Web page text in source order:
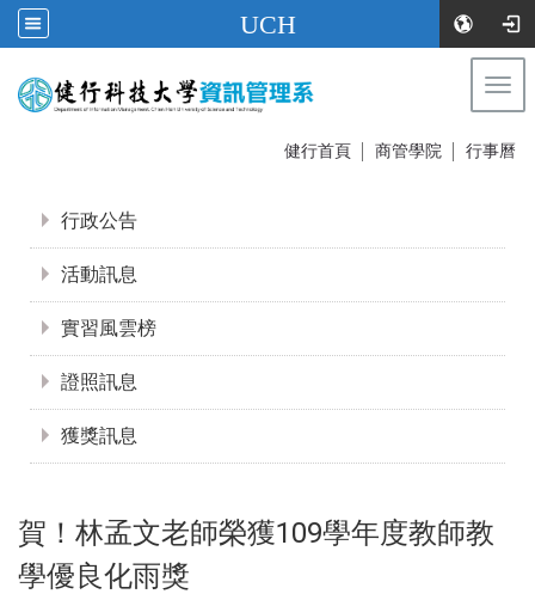
UCH
健行首頁 商管學院 行事曆
行政公告
活動訊息
實習風雲榜
證照訊息
獲獎訊息
賀！林孟文老師榮獲109學年度教師教
學優良化雨獎